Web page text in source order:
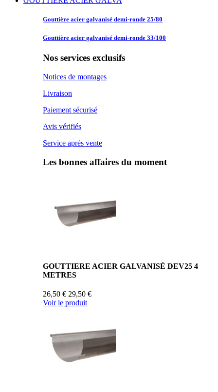
Gouttière acier galvanisé demi-ronde 25/80
Gouttière acier galvanisé demi-ronde 33/100
Nos services exclusifs
Notices de montages
Livraison
Paiement sécurisé
Avis vérifiés
Service après vente
Les bonnes affaires du moment
GOUTTIERE ACIER GALVANISÉ DEV25 4
METRES
26,50 € 29,50 €
Voir le produit